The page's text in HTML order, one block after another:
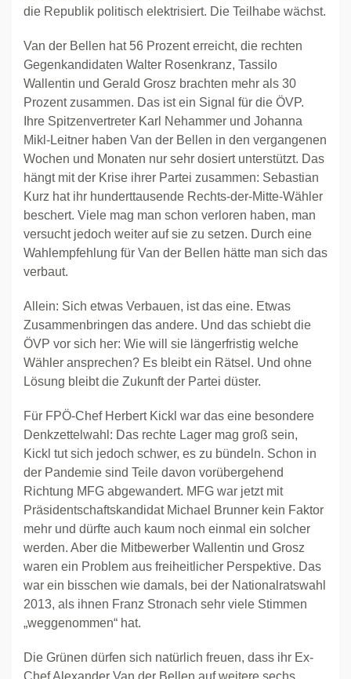
die Republik politisch elektrisiert. Die Teilhabe wächst.
Van der Bellen hat 56 Prozent erreicht, die rechten
Gegenkandidaten Walter Rosenkranz, Tassilo
Wallentin und Gerald Grosz brachten mehr als 30
Prozent zusammen. Das ist ein Signal für die ÖVP.
Ihre Spitzenvertreter Karl Nehammer und Johanna
Mikl-Leitner haben Van der Bellen in den vergangenen
Wochen und Monaten nur sehr dosiert unterstützt. Das
hängt mit der Krise ihrer Partei zusammen: Sebastian
Kurz hat ihr hunderttausende Rechts-der-Mitte-Wähler
beschert. Viele mag man schon verloren haben, man
versucht jedoch weiter auf sie zu setzen. Durch eine
Wahlempfehlung für Van der Bellen hätte man sich das
verbaut.
Allein: Sich etwas Verbauen, ist das eine. Etwas
Zusammenbringen das andere. Und das schiebt die
ÖVP vor sich her: Wie will sie längerfristig welche
Wähler ansprechen? Es bleibt ein Rätsel. Und ohne
Lösung bleibt die Zukunft der Partei düster.
Für FPÖ-Chef Herbert Kickl war das eine besondere
Denkzettelwahl: Das rechte Lager mag groß sein,
Kickl tut sich jedoch schwer, es zu bündeln. Schon in
der Pandemie sind Teile davon vorübergehend
Richtung MFG abgewandert. MFG war jetzt mit
Präsidentschaftskandidat Michael Brunner kein Faktor
mehr und dürfte auch kaum noch einmal ein solcher
werden. Aber die Mitbewerber Wallentin und Grosz
waren ein Problem aus freiheitlicher Perspektive. Das
war ein bisschen wie damals, bei der Nationalratswahl
2013, als ihnen Franz Stronach sehr viele Stimmen
„weggenommen“ hat.
Die Grünen dürfen sich natürlich freuen, dass ihr Ex-
Chef Alexander Van der Bellen auf weitere sechs